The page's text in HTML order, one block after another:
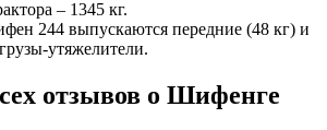
– 1345 кг.
244 выпускаются передние (48 кг) и
утяжелители.
отзывов о Шифенге